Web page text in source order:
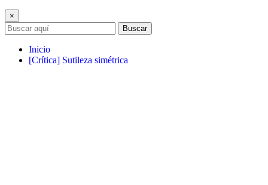
×
Buscar
Inicio
[Crítica] Sutileza simétrica